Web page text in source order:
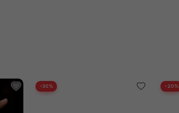
−30% −20%